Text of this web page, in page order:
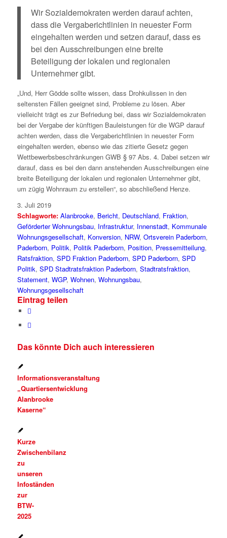
Wir Sozialdemokraten werden darauf achten,
dass die Vergaberichtlinien in neuester Form
eingehalten werden und setzen darauf, dass es
bei den Ausschreibungen eine breite
Beteiligung der lokalen und regionalen
Unternehmer gibt.
„Und, Herr Gödde sollte wissen, dass Drohkulissen in den
seltensten Fällen geeignet sind, Probleme zu lösen. Aber
vielleicht trägt es zur Befriedung bei, dass wir Sozialdemokraten
bei der Vergabe der künftigen Bauleistungen für die WGP darauf
achten werden, dass die Vergaberichtlinien in neuester Form
eingehalten werden, ebenso wie das zitierte Gesetz gegen
Wettbewerbsbeschränkungen GWB § 97 Abs. 4. Dabei setzen wir
darauf, dass es bei den dann anstehenden Ausschreibungen eine
breite Beteiligung der lokalen und regionalen Unternehmer gibt,
um zügig Wohnraum zu erstellen“, so abschließend Henze.
3. Juli 2019
Schlagworte: Alanbrooke, Bericht, Deutschland, Fraktion,
Geförderter Wohnungsbau, Infrastruktur, Innenstadt, Kommunale
Wohnungsgesellschaft, Konversion, NRW, Ortsverein Paderborn,
Paderborn, Politik, Politik Paderborn, Position, Pressemitteilung,
Ratsfraktion, SPD Fraktion Paderborn, SPD Paderborn, SPD
Politik, SPD Stadtratsfraktion Paderborn, Stadtratsfraktion,
Statement, WGP, Wohnen, Wohnungsbau,
Wohnungsgesellschaft
Eintrag teilen
Das könnte Dich auch interessieren
Informationsveranstaltung
„Quartiersentwicklung
Alanbrooke
Kaserne“
Kurze
Zwischenbilanz
zu
unseren
Infoständen
zur
BTW-
2025